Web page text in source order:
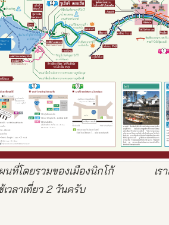
ผนที่โดยรวมของเมืองนิกโก้ เราส
วลาเที่ยว 2 วันครับ